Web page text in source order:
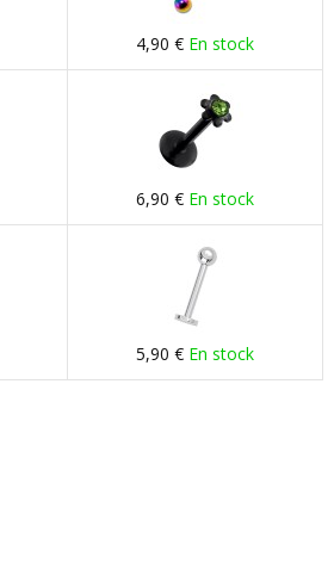
4,90 € En stock
6,90 € En stock
5,90 € En stock